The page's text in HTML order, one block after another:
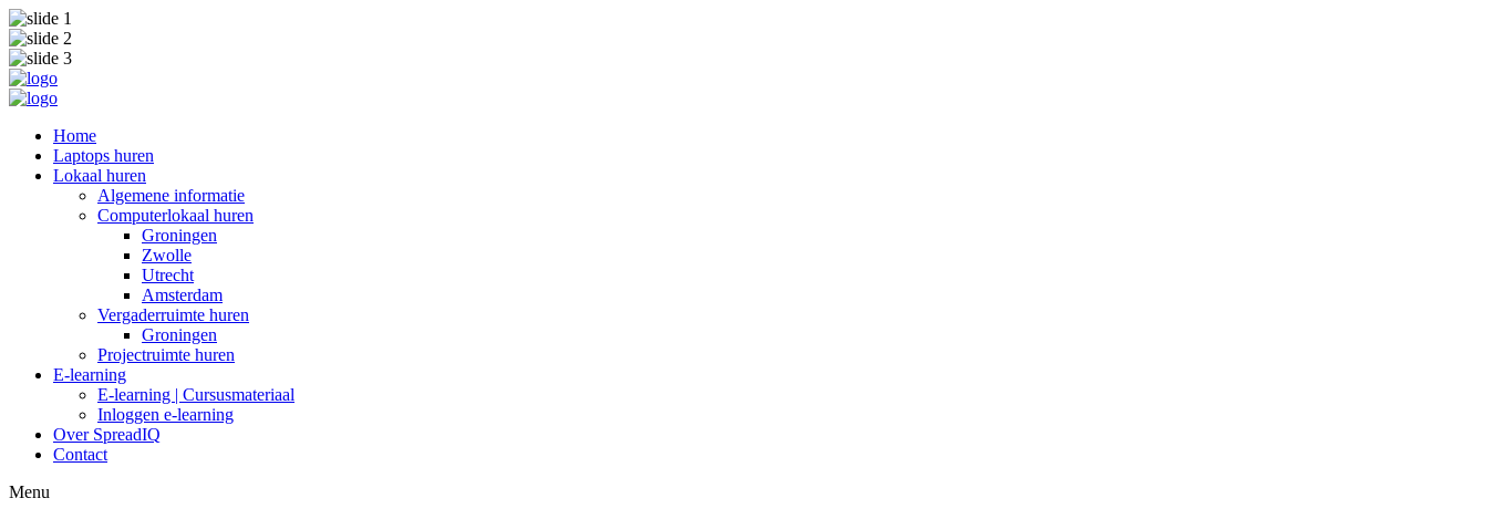
Home
Laptops huren
Lokaal huren
Algemene informatie
Computerlokaal huren
Groningen
Zwolle
Utrecht
Amsterdam
Vergaderruimte huren
Groningen
Projectruimte huren
E-learning
E-learning | Cursusmateriaal
Inloggen e-learning
Over SpreadIQ
Contact
Menu